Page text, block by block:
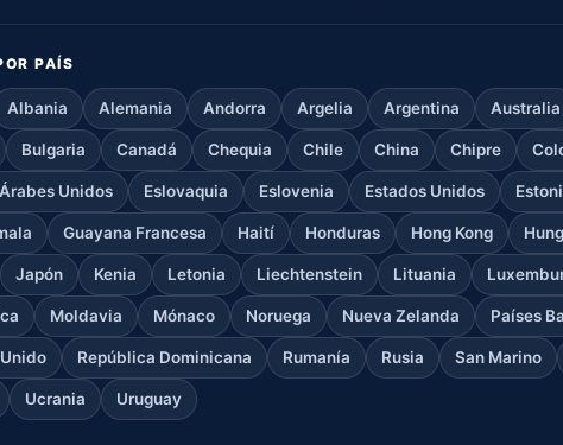
PAÍS
Albania Alemania Andorra Argelia Argentina Australia
Bulgaria Canadá Chequia Chile China Chipre
Unidos Eslovaquia Eslovenia Estados Unidos
Guayana Francesa Haití Honduras Hong Kong
Japón Kenia Letonia Liechtenstein Lituania
Moldavia Mónaco Noruega Nueva Zelanda Países
República Dominicana Rumanía Rusia San Marino
Ucrania Uruguay